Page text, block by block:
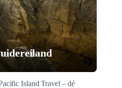
Island Travel – dé